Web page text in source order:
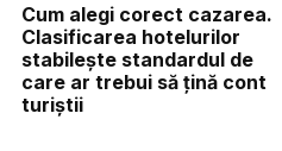
Cum alegi corect cazarea.
Clasificarea hotelurilor
stabilește standardul de
care ar trebui să țină cont
turiștii